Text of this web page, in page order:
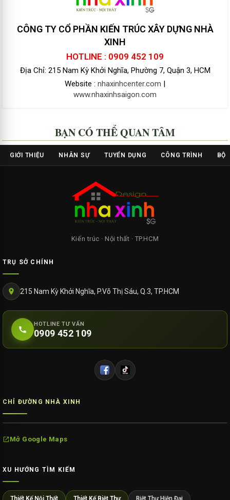
CÔNG TY CỔ PHẦN KIẾN TRÚC XÂY DỰNG NHÀ
XINH
HOTLINE : 0909 452 109
Địa Chỉ: 215 Nam Kỳ Khởi Nghĩa, Phường 7, Quận 3, HCM
Website : nhaxinhcenter.com |
www.nhaxinhsaigon.com
BẠN CÓ THỂ QUAN TÂM
GIỚI THIỆU NHÂN SỰ TUYỂN DỤNG CÔNG TRÌNH BỘ
Kiến trúc · Nội thất · TP.HCM
TRỤ SỞ CHÍNH
215 Nam Kỳ Khởi Nghĩa, P.Võ Thị Sáu, Q.3, TP.HCM
HOTLINE TƯ VẤN
0909 452 109
CHỈ ĐƯỜNG NHÀ XINH
Mở Google Maps
XU HƯỚNG TÌM KIẾM